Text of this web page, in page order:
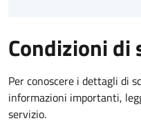
Condizioni di
Per conoscere i dettagli di
informazioni importanti,
servizio.